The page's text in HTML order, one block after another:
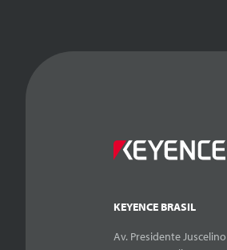
KEYENCE BRASIL
Av. Presidente